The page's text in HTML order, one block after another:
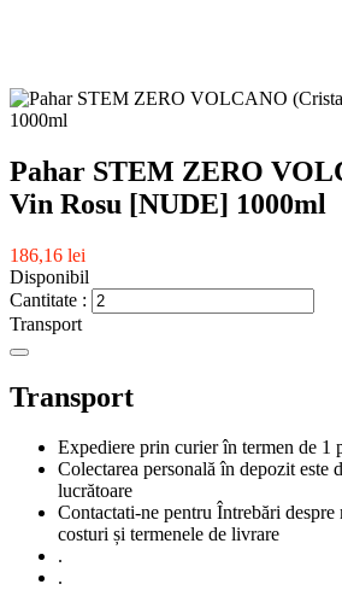
Pahar STEM ZERO
Vin Rosu [NUDE] 1000ml
186,16 lei
Disponibil
Cantitate :
Transport
Transport
Expediere prin curier în termen de 1
Colectarea personală în depozit este
lucrătoare
Contactati-ne pentru Întrebări despre
costuri și termenele de livrare
.
.